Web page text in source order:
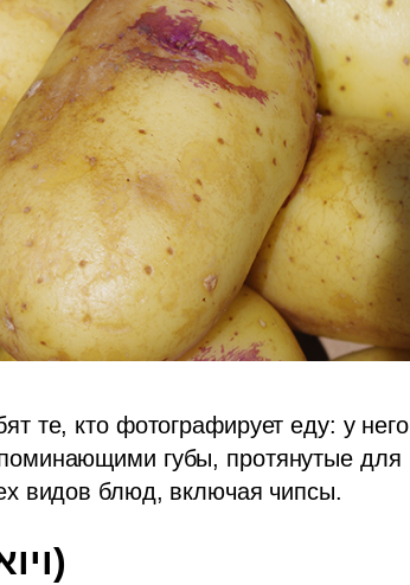
те, кто фотографирует еду: у него
губы, протянутые для
видов блюд, включая чипсы.
(Vivaldi, ויואלדי)